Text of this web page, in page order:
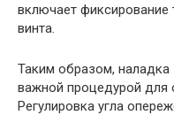
включает
винта.
Таким образом,
важной процедурой для
Регулировка угла